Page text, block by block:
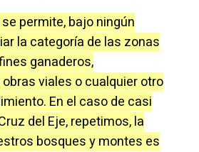
permite, bajo ningún
la categoría de las zonas
ganaderos,
viales o cualquier otro
En el caso de casi
del Eje, repetimos, la
bosques y montes es